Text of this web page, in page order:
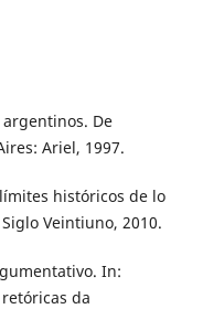
argentinos. De
Ariel, 1997.
históricos de lo
Veintiuno, 2010.
In:
da